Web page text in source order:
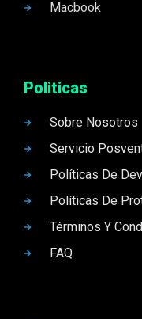
Macbook
Politicas
Sobre Nosotros
Servicio
Políticas De
Políticas De
Términos Y
FAQ